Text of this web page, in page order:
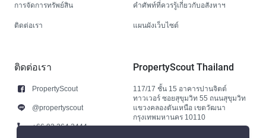
การจัดการทรัพย์สิน
ติดต่อเรา
คำศัพท์ที่ควรรู้เกี่ยวกับอสังหาฯ
แผนผังเว็บไซต์
ติดต่อเรา
PropertyScout
@propertyscout
+66 92 264 3444
PropertyScout Thailand
117/17 ชั้น 15 อาคารปานจิตต์
ทาวเวอร์ ซอยสุขุมวิท 55 ถนนสุขุมวิท
แขวงคลองตันเหนือ เขตวัฒนา
กรุงเทพมหานคร 10110